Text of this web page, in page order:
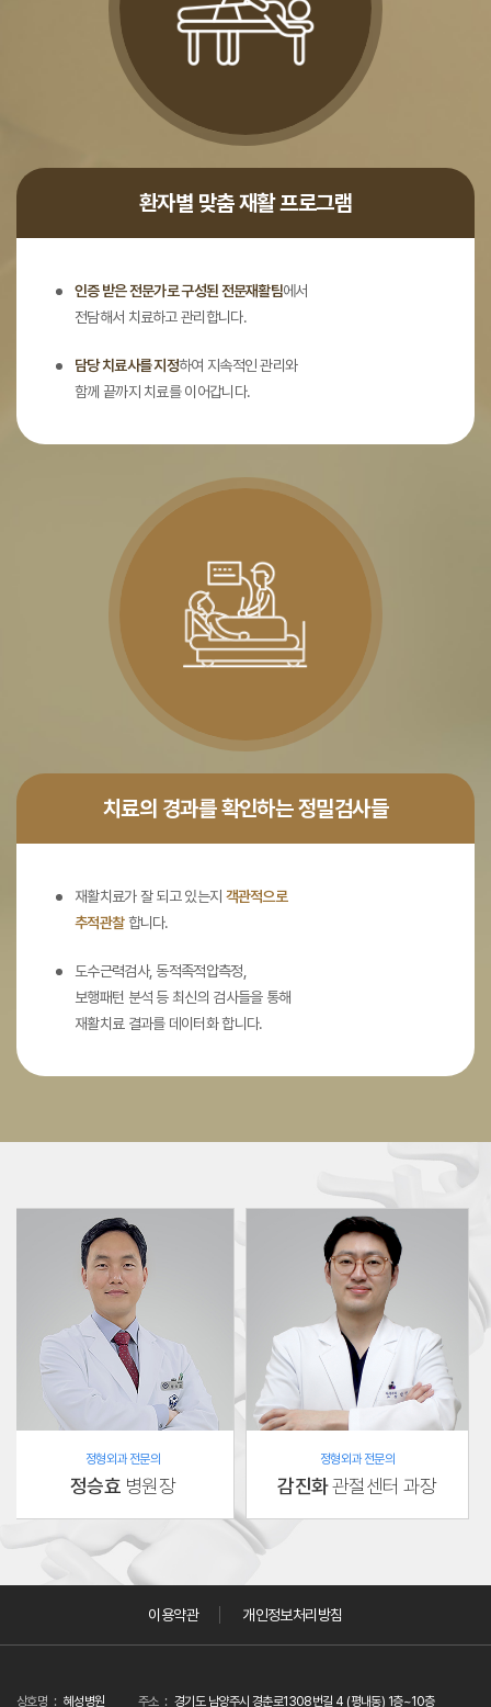
환자별 맞춤 재활 프로그램
인증 받은 전문가로 구성된 전문재활팀에서
전담해서 치료하고 관리합니다.
담당 치료사를 지정하여 지속적인 관리와
함께 끝까지 치료를 이어갑니다.
치료의 경과를 확인하는 정밀검사들
재활치료가 잘 되고 있는지 객관적으로
추적관찰합니다.
도수근력검사, 동적족적압측정,
보행패턴 분석 등 최신의 검사들을 통해
재활치료 결과를 데이터화 합니다.
정형외과 전문의
정승효 병원장
정형외과 전문의
감진화관절센터 과장
이용약관 개인정보처리방침
상호명 혜성병원 주소 경기도 남양주시 경춘로1308번길 4 (평내동) 1층~10층